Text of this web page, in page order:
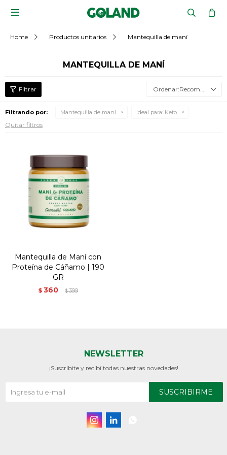

Home Productos unitarios Mantequilla de maní
MANTEQUILLA DE MANÍ
Recomendados
Filtrando por: Mantequilla de maní Ideal para: Keto
Quitar filtros
Mantequilla de Maní con
Proteína de Cáñamo | 190
GR
$ 360 $399
NEWSLETTER
¡Suscribite y recibí todas nuestras novedades!
SUSCRIBIRME
 